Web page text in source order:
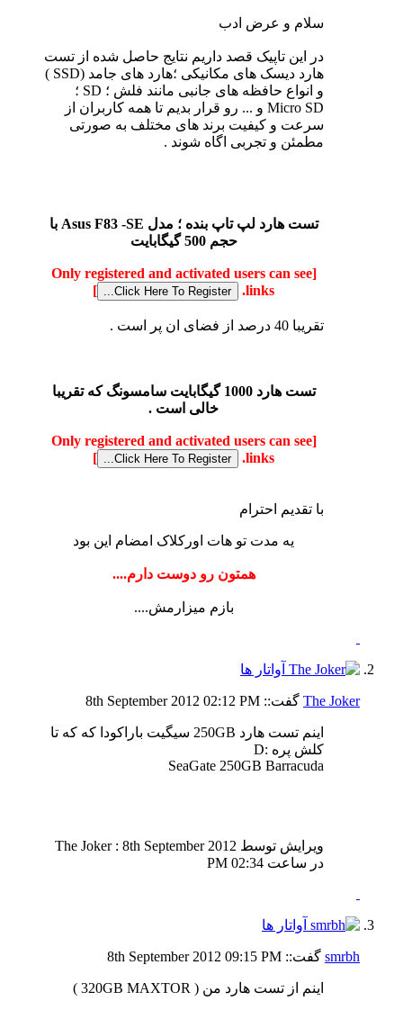
سلام و عرض ادب
در این تاپیک قصد داریم نتایج حاصل شده از تست
هارد دیسک های مکانیکی ؛هارد های جامد (SSD )
و انواع حافظه های جانبی مانند فلش ؛ SD ؛
Micro SD و ... رو قرار بدیم تا همه کاربران از
سرعت و کیفیت برند های مختلف به صورتی
مطمئن و تجربی اگاه شوند .
تست هارد لپ تاپ بنده ؛ مدل Asus F83 -SE با
حجم 500 گیگابایت
[Only registered and activated users can see
links.
]
تقریبا 40 درصد از فضای ان پر است .
تست هارد 1000 گیگابایت سامسونگ که تقریبا
خالی است .
[Only registered and activated users can see
links.
]
با تقدیم احترام
یه مدت تو هات اورکلاک امضام این بود
همتون رو دوست دارم....
بازم میزارمش....
The Joker گفت:: 8th September 2012 02:12 PM
اینم تست هارد 250GB سیگیت باراکودا که که تا
کلش پره :D
SeaGate 250GB Barracuda
ویرایش توسط The Joker : 8th September 2012
در ساعت 02:34 PM
smrbh گفت:: 8th September 2012 09:15 PM
اينم از تست هارد من ( 320GB MAXTOR )